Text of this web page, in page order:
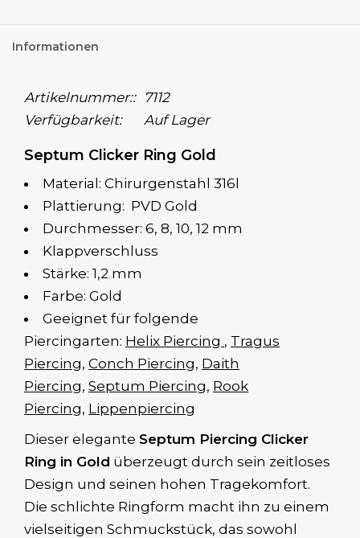
Informationen
Artikelnummer:: 7112
Verfügbarkeit:
Auf Lager
Septum Clicker Ring Gold
Material: Chirurgenstahl 316l
Plattierung: PVD Gold
Durchmesser: 6, 8, 10, 12 mm
Klappverschluss
Stärke: 1,2 mm
Farbe: Gold
Geeignet für folgende
Piercingarten: Helix Piercing , Tragus
Piercing, Conch Piercing, Daith
Piercing, Septum Piercing, Rook
Piercing, Lippenpiercing
Dieser elegante Septum Piercing Clicker
Ring in Gold überzeugt durch sein zeitloses
Design und seinen hohen Tragekomfort.
Die schlichte Ringform macht ihn zu einem
vielseitigen Schmuckstück, das sowohl